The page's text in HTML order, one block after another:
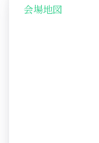
会場地図